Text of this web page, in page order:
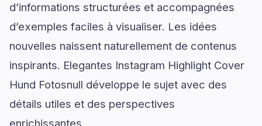
d’informations structurées et accompagnées
d’exemples faciles à visualiser. Les idées
nouvelles naissent naturellement de contenus
inspirants. Elegantes Instagram Highlight Cover
Hund Fotosnull développe le sujet avec des
détails utiles et des perspectives
enrichissantes.